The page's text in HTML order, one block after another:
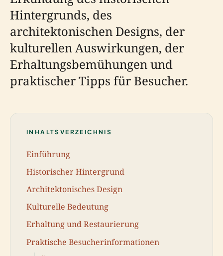
Hintergrunds, des
architektonischen Designs, der
kulturellen Auswirkungen, der
Erhaltungsbemühungen und
praktischer Tipps für Besucher.
INHALTSVERZEICHNIS
Einführung
Historischer Hintergrund
Architektonisches Design
Kulturelle Bedeutung
Erhaltung und Restaurierung
Praktische Besucherinformationen